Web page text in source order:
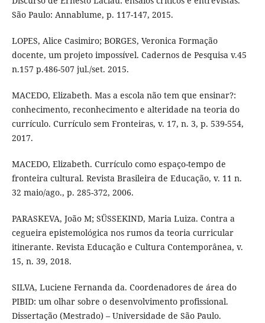
São Paulo: Annablume, p. 117-147, 2015.
LOPES, Alice Casimiro; BORGES, Veronica Formação
docente, um projeto impossível. Cadernos de Pesquisa v.45
n.157 p.486-507 jul./set. 2015.
MACEDO, Elizabeth. Mas a escola não tem que ensinar?:
conhecimento, reconhecimento e alteridade na teoria do
currículo. Currículo sem Fronteiras, v. 17, n. 3, p. 539-554,
2017.
MACEDO, Elizabeth. Currículo como espaço-tempo de
fronteira cultural. Revista Brasileira de Educação, v. 11 n.
32 maio/ago., p. 285-372, 2006.
PARASKEVA, João M; SÜSSEKIND, Maria Luiza. Contra a
cegueira epistemológica nos rumos da teoria curricular
itinerante. Revista Educação e Cultura Contemporânea, v.
15, n. 39, 2018.
SILVA, Luciene Fernanda da. Coordenadores de área do
PIBID: um olhar sobre o desenvolvimento profissional.
Dissertação (Mestrado) – Universidade de São Paulo.